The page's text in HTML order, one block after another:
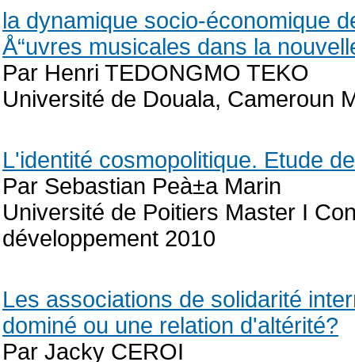
la dynamique socio-économique
Å“uvres musicales dans la
Par Henri TEDONGMO TEKO
Université de Douala, Cameroun
L'identité cosmopolitique. Etude
Par Sebastian Peà±a Marin
Université de Poitiers Master I
développement 2010
Les associations de solidarité
dominé ou une relation d'altérité?
Par Jacky CEROI